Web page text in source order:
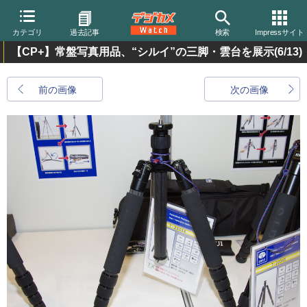
カテゴリ 過去記事 検索 Impressサイト
【CP+】常盤写真用品、“シルイ”の三脚・雲台を展示(6/13)
前の画像 次の画像